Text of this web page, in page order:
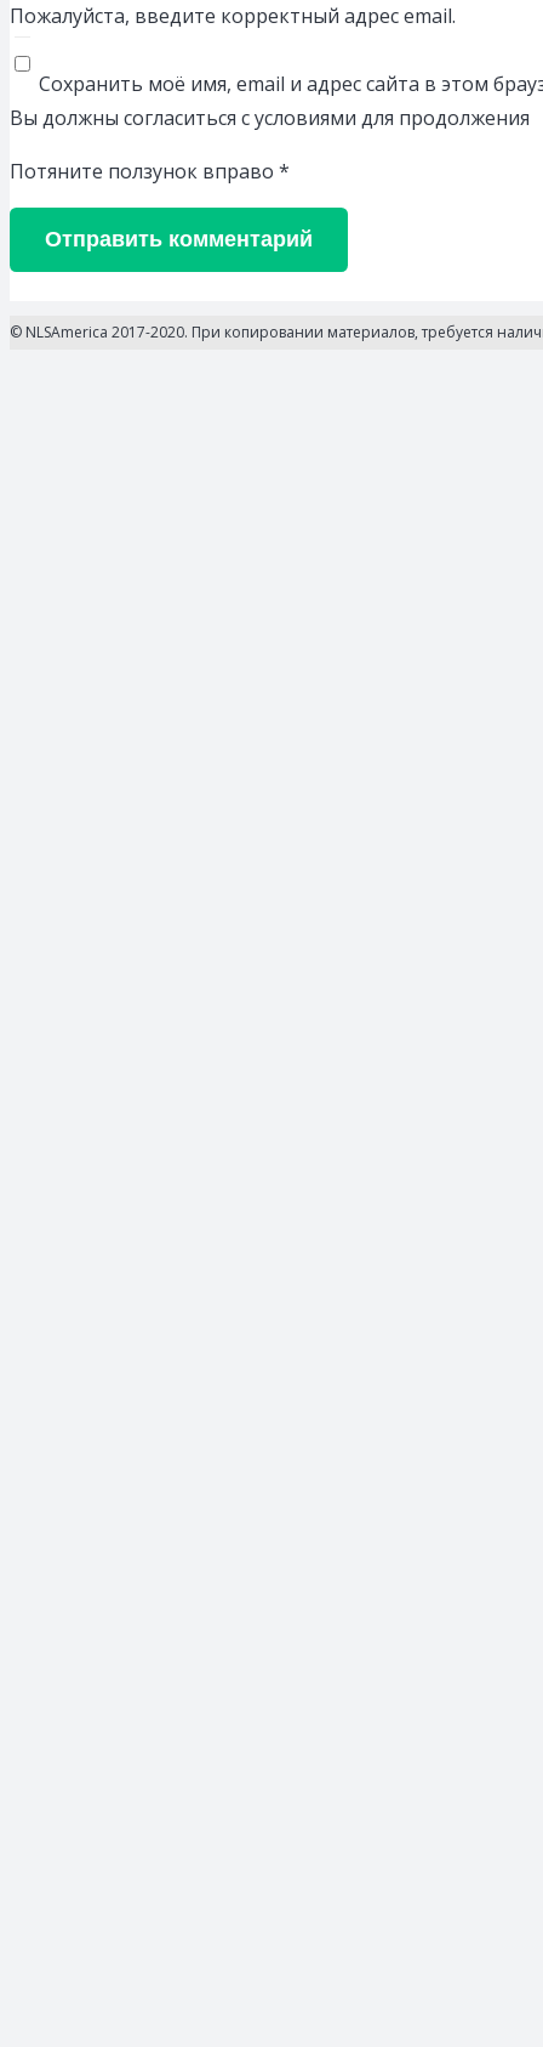
Пожалуйста, введите корректный адрес email.
Сохранить моё имя, email и адрес сайта в этом
Вы должны согласиться с условиями для продолжения
Потяните ползунок вправо *
Отправить комментарий
© NLSAmerica 2017-2020. При копировании материалов, требуется